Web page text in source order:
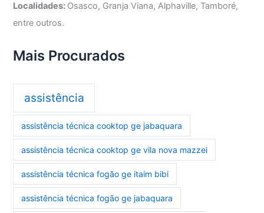
Localidades: Osasco, Granja Viana, Alphaville, Tamboré,
entre outros.
Mais Procurados
assistência
assistência técnica cooktop ge jabaquara
assistência técnica cooktop ge vila nova mazzei
assistência técnica fogão ge itaim bibi
assistência técnica fogão ge jabaquara